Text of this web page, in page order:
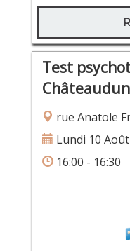
Test
Châteaudun
rue Anatole
Lundi 10
16:00 - 16:30